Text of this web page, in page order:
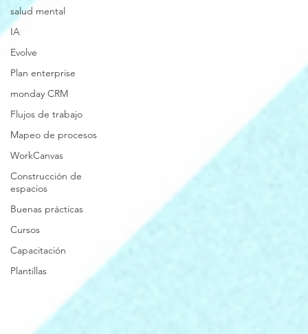
salud mental
IA
Evolve
Plan enterprise
monday CRM
Flujos de trabajo
Mapeo de procesos
WorkCanvas
Construcción de
espacios
Buenas prácticas
Cursos
Capacitación
Plantillas